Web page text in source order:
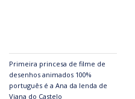
Primeira princesa de filme de
desenhos animados 100%
português é a Ana da lenda de
Viana do Castelo